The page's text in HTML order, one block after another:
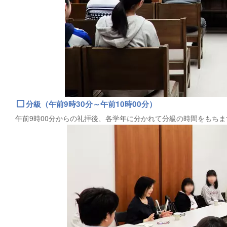
分級（午前9時30分～午前10時00分）
午前9時00分からの礼拝後、各学年に分かれて分級の時間をもち